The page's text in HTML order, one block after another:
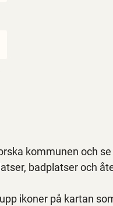
kommunen och
badplatser och
ikoner på kartan